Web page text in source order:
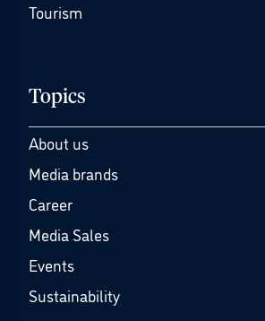
Tourism
Topics
About us
Media brands
Career
Media Sales
Events
Sustainability